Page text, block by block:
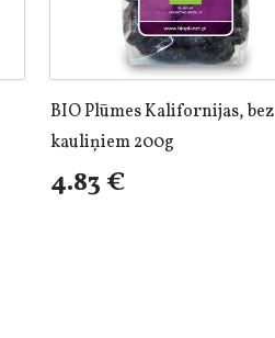
BIO Plūmes Kalifornijas, bez
kauliņiem 200g
4.83 €